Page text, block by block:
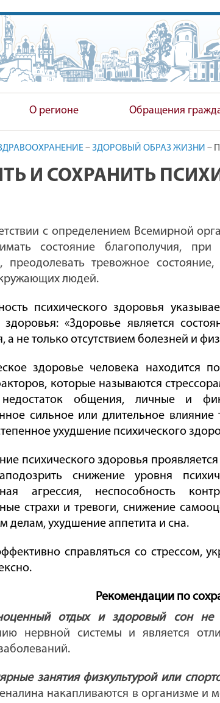
КОМИТЕТ
О регионе Обращения
–ЗДОРОВЫЙ ОБРАЗ ЖИЗНИ –
И СОХРАНИТЬ
с определением Всемирной
состояние благополучия,
преодолевать тревожное
людей.
психического здоровья
здоровья: «Здоровье является
а не только отсутствием болезней и
здоровье человека находится
которые называются
общения, личные и
сильное или длительное
ухудшение психического
психического здоровья
снижение уровня
агрессия, неспособность
страхи и тревоги, снижение
делам, ухудшение аппетита и сна.
справляться со стрессом,
Рекомендации по
отдых и здоровый сон не
нервной системы и является
занятия физкультурой или
накапливаются в организме и